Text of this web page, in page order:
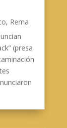
, Rema
(presa